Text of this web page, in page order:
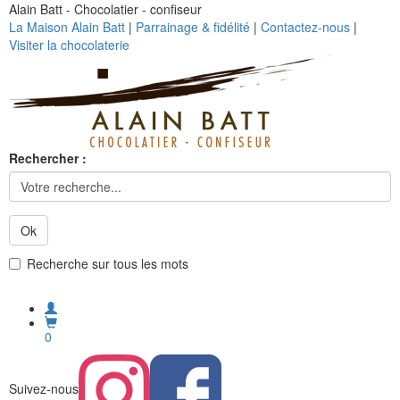
Alain Batt - Chocolatier - confiseur
La Maison Alain Batt | Parrainage & fidélité | Contactez-nous |
Visiter la chocolaterie
Rechercher :
Ok
Recherche sur tous les mots
0
Suivez-nous